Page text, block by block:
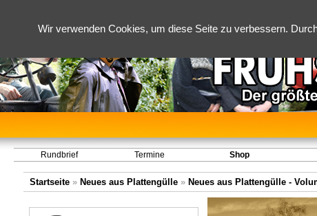
Wir verwenden Cookies, um diese Seite zu verbessern.
Rundbrief Termine Shop
Startseite » Neues aus Plattengülle » Neues aus Plattengülle -